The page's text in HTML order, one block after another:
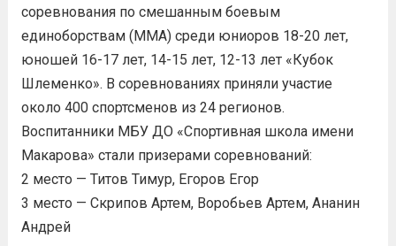
соревнования по смешанным боевым
единоборствам (ММА) среди юниоров 18-20 лет,
юношей 16-17 лет, 14-15 лет, 12-13 лет «Кубок
Шлеменко». В соревнованиях приняли участие
около 400 спортсменов из 24 регионов.
Воспитанники МБУ ДО «Спортивная школа имени
Макарова» стали призерами соревнований:
2 место — Титов Тимур, Егоров Егор
3 место — Скрипов Артем, Воробьев Артем, Ананин
Андрей